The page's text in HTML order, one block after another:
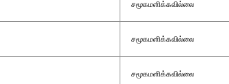
சமூகமளிக்கவில்லை
சமூகமளிக்கவில்லை
சமூகமளிக்கவில்லை